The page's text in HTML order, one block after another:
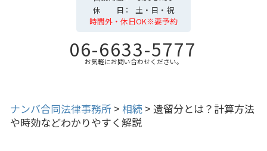
休 日
土・日・祝
時間外・休日OK※要予約
06-6633-5777
お気軽にお問い合わせください。
ナンバ合同法律事務所 > 相続 > 遺留分とは？計算方法
や時効などわかりやすく解説